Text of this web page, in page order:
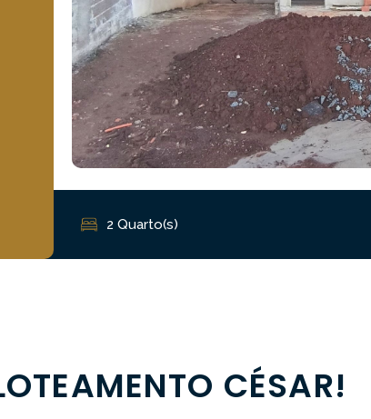
2 Quarto(s)
CÉSAR!